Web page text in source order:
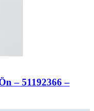
– 51192366 –